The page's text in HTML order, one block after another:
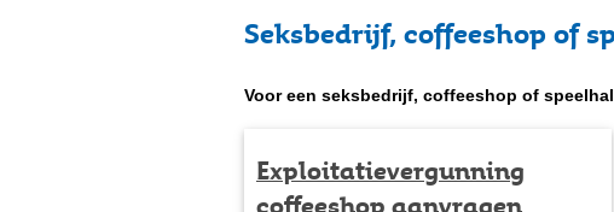
Seksbedrijf, coffeeshop of
Voor een seksbedrijf, coffeeshop of
Exploitatievergunning